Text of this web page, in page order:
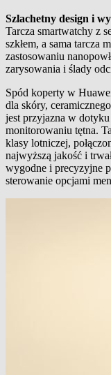
Szlachetny design i
Tarcza smartwatchy z
szkłem, a sama tarcza
zastosowaniu
zarysowania i ślady
Spód koperty w
dla skóry,
jest przyjazna w dotyku
monitorowaniu tętna.
klasy lotniczej,
najwyższą jakość i
wygodne i precyzyjne
sterowanie opcjami